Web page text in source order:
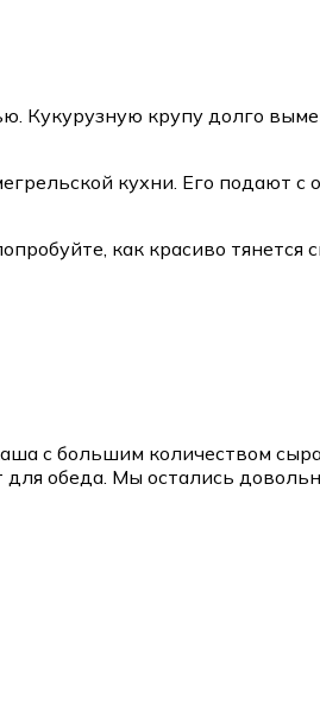
Кукурузную крупу долго
кухни. Его подают с
как красиво тянется
с большим количеством
обеда. Мы остались